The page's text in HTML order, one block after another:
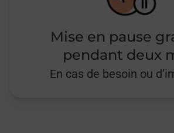
Mise en pause
pendant deux
En cas de besoin ou